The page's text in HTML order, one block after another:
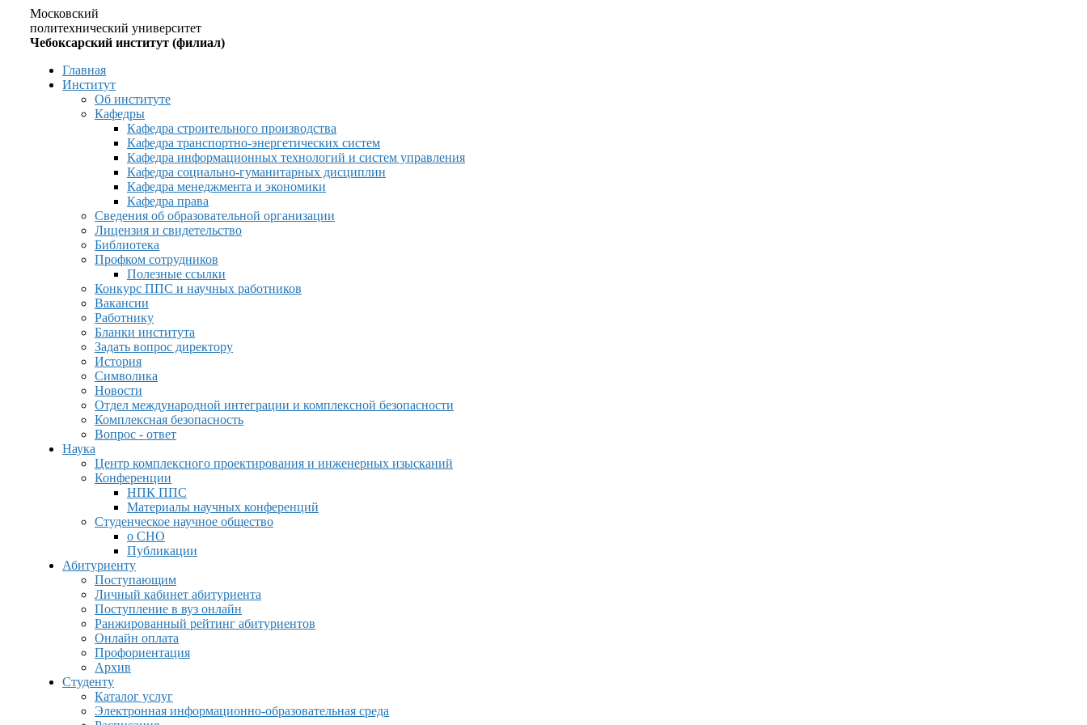
Московский
политехнический университет
Чебоксарский институт (филиал)
Главная
Институт
Об институте
Кафедры
Кафедра строительного производства
Кафедра транспортно-энергетических систем
Кафедра информационных технологий и систем управления
Кафедра социально-гуманитарных дисциплин
Кафедра менеджмента и экономики
Кафедра права
Сведения об образовательной организации
Лицензия и свидетельство
Библиотека
Профком сотрудников
Полезные ссылки
Конкурс ППС и научных работников
Вакансии
Работнику
Бланки института
Задать вопрос директору
История
Символика
Новости
Отдел международной интеграции и комплексной безопасности
Комплексная безопасность
Вопрос - ответ
Наука
Центр комплексного проектирования и инженерных изысканий
Конференции
НПК ППС
Материалы научных конференций
Студенческое научное общество
о СНО
Публикации
Абитуриенту
Поступающим
Личный кабинет абитуриента
Поступление в вуз онлайн
Ранжированный рейтинг абитуриентов
Онлайн оплата
Профориентация
Архив
Студенту
Каталог услуг
Электронная информационно-образовательная среда